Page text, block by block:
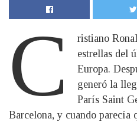
C
ristiano
estrellas del
Europa.
generó la
París Saint
Barcelona, y cuando parecía